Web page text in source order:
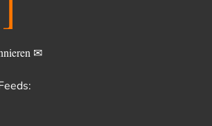
– Bio hochprozentig
Etikett ist…
Ceuta-„Invasion“ durch Marokko
etwas: Interessant ist vor allem die offizielle
✉